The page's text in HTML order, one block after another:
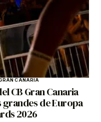
CANARIA
CB Gran Canaria
grandes de Europa
2026